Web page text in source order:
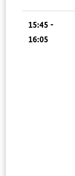
15:45 -
16:05